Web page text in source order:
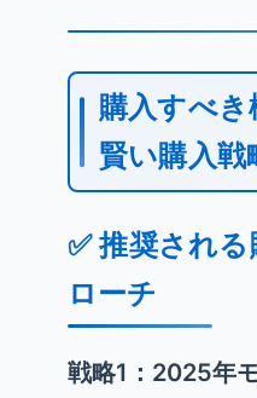
購入すべき
賢い購入戦
✅ 推奨され
ローチ
戦略1：2025年